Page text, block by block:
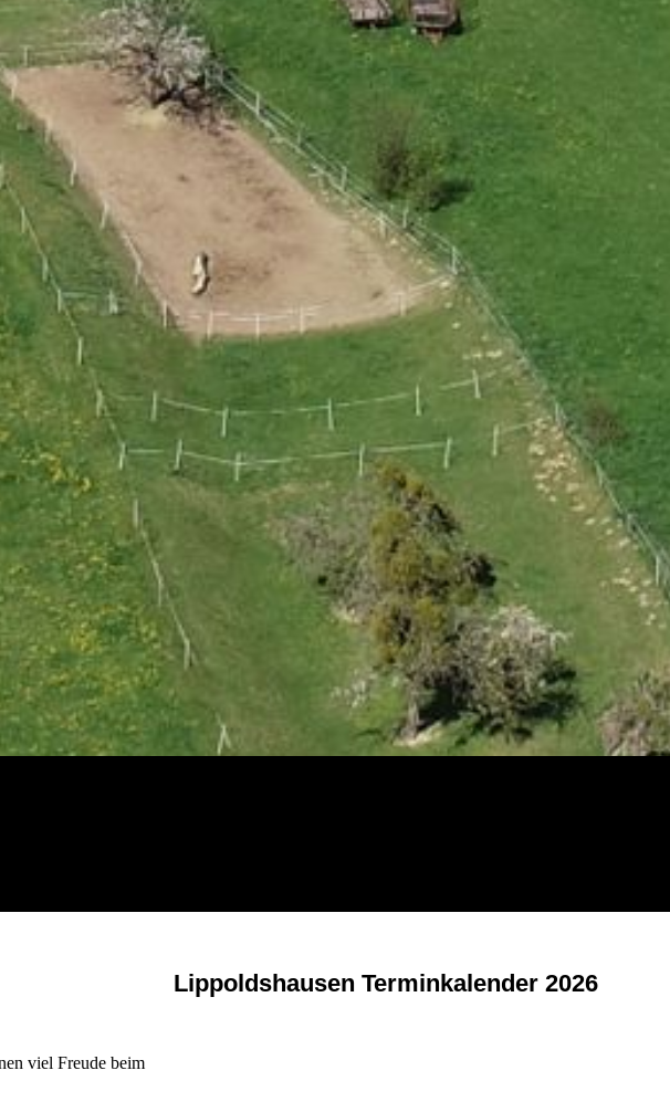
viel Freude beim
Lippoldshausen Terminkalender 2026